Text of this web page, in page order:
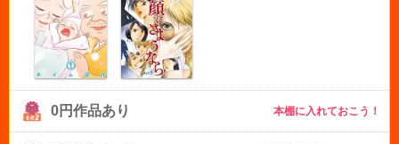
0円作品あり 本棚に入れておこう！